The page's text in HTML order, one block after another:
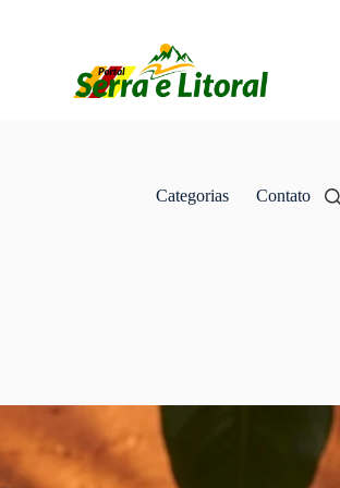
Categorias Contato